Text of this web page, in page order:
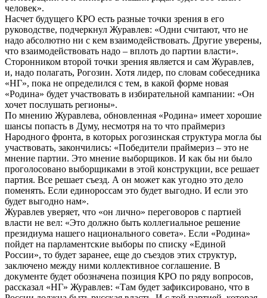
человек».
Насчет будущего КРО есть разные точки зрения в его
руководстве, подчеркнул Журавлев: «Одни считают, что не
надо абсолютно ни с кем взаимодействовать. Другие уверены,
что взаимодействовать надо – вплоть до партии власти».
Сторонником второй точки зрения является и сам Журавлев,
и, надо полагать, Рогозин. Хотя лидер, по словам собеседника
«НГ», пока не определился с тем, в какой форме новая
«Родина» будет участвовать в избирательной кампании: «Он
хочет послушать регионы».
По мнению Журавлева, обновленная «Родина» имеет хорошие
шансы попасть в Думу, несмотря на то что праймериз
Народного фронта, в которых рогозинская структура могла бы
участвовать, закончились: «Победители праймериз – это не
мнение партии. Это мнение выборщиков. И как бы ни было
проголосовано выборщиками в этой конструкции, все решает
партия. Все решает съезд. А он может как угодно это дело
поменять. Если единороссам это будет выгодно. И если это
будет выгодно нам».
Журавлев уверяет, что «он лично» переговоров с партией
власти не вел: «Это должно быть коллегиальное решение
президиума нашего национального совета». Если «Родина»
пойдет на парламентские выборы по списку «Единой
России», то будет заранее, еще до съездов этих структур,
заключено между ними коллективное соглашение. В
документе будет обозначена позиция КРО по ряду вопросов,
рассказал «НГ» Журавлев: «Там будет зафиксировано, что в